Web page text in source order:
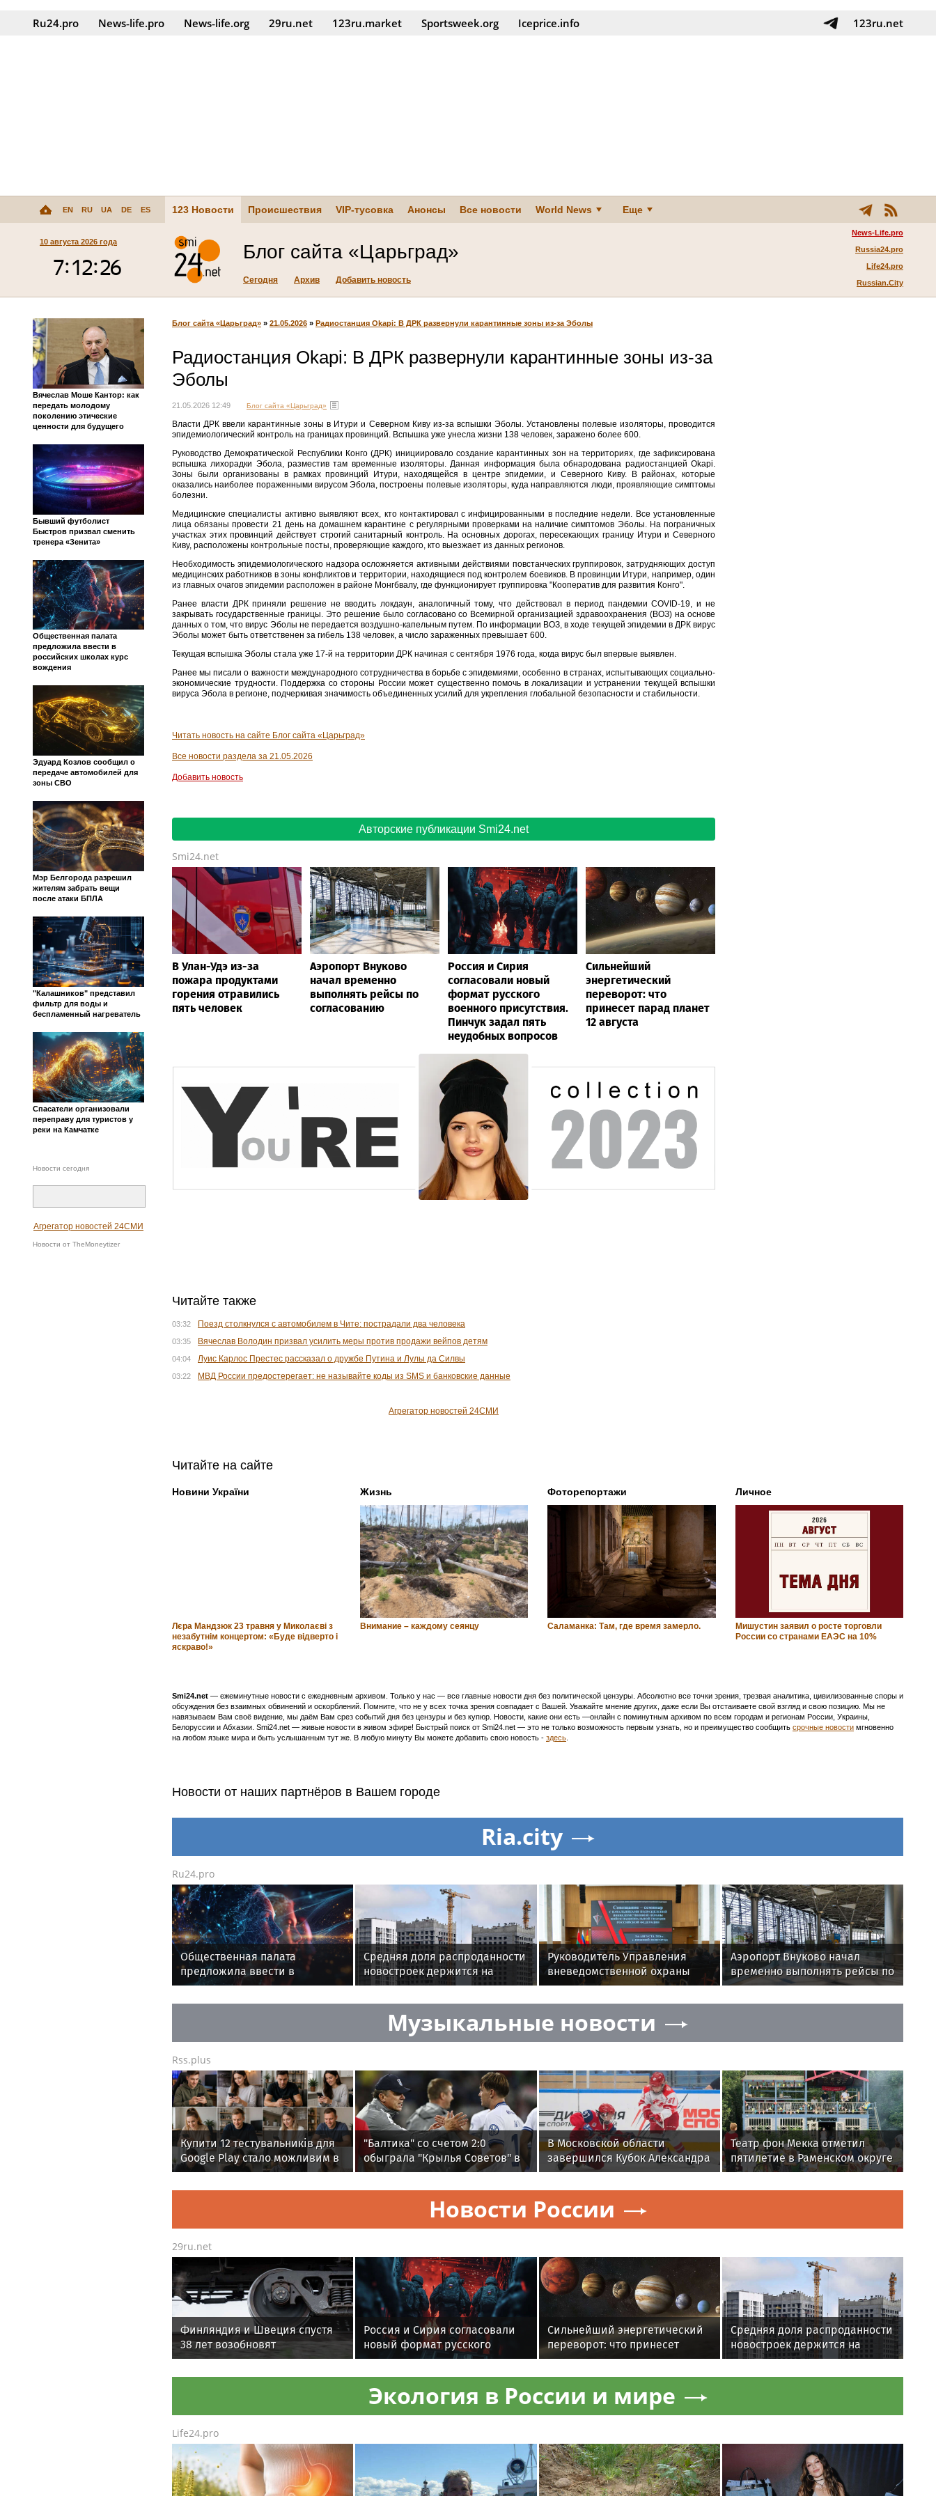
Ru24.pro News‑life.pro News‑life.org 29ru.net 123ru.market Sportsweek.org Iceprice.info 123ru.net
EN RU UA DE ES 123 Новости Происшествия VIP-тусовка Анонсы Все новости World News Еще
10 августа 2026 года
News-Life.pro
Russia24.pro
Life24.pro
Russian.City
Блог сайта «Царьград»
Сегодня Архив Добавить новость
Вячеслав Моше Кантор: как
передать молодому
поколению этические
ценности для будущего
Бывший футболист
Быстров призвал сменить
тренера «Зенита»
Общественная палата
предложила ввести в
российских школах курс
вождения
Эдуард Козлов сообщил о
передаче автомобилей для
зоны СВО
Мэр Белгорода разрешил
жителям забрать вещи
после атаки БПЛА
"Калашников" представил
фильтр для воды и
беспламенный нагреватель
Спасатели организовали
переправу для туристов у
реки на Камчатке
Новости сегодня
Агрегатор новостей 24СМИ
Новости от TheMoneytizer
Блог сайта «Царьград» » 21.05.2026 » Радиостанция Okapi: В ДРК развернули карантинные зоны из-за Эболы
Радиостанция Okapi: В ДРК развернули карантинные зоны из-за
Эболы
21.05.2026 12:49 Блог сайта «Царьград»
Власти ДРК ввели карантинные зоны в Итури и Северном Киву из-за вспышки Эболы. Установлены полевые изоляторы, проводится
эпидемиологический контроль на границах провинций. Вспышка уже унесла жизни 138 человек, заражено более 600.
Руководство Демократической Республики Конго (ДРК) инициировало создание карантинных зон на территориях, где зафиксирована
вспышка лихорадки Эбола, разместив там временные изоляторы. Данная информация была обнародована радиостанцией Okapi.
Зоны были организованы в рамках провинций Итури, находящейся в центре эпидемии, и Северного Киву. В районах, которые
оказались наиболее пораженными вирусом Эбола, построены полевые изоляторы, куда направляются люди, проявляющие симптомы
болезни.
Медицинские специалисты активно выявляют всех, кто контактировал с инфицированными в последние недели. Все установленные
лица обязаны провести 21 день на домашнем карантине с регулярными проверками на наличие симптомов Эболы. На пограничных
участках этих провинций действует строгий санитарный контроль. На основных дорогах, пересекающих границу Итури и Северного
Киву, расположены контрольные посты, проверяющие каждого, кто выезжает из данных регионов.
Необходимость эпидемиологического надзора осложняется активными действиями повстанческих группировок, затрудняющих доступ
медицинских работников в зоны конфликтов и территории, находящиеся под контролем боевиков. В провинции Итури, например, один
из главных очагов эпидемии расположен в районе Монгбвалу, где функционирует группировка "Кооператив для развития Конго".
Ранее власти ДРК приняли решение не вводить локдаун, аналогичный тому, что действовал в период пандемии COVID-19, и не
закрывать государственные границы. Это решение было согласовано со Всемирной организацией здравоохранения (ВОЗ) на основе
данных о том, что вирус Эболы не передается воздушно-капельным путем. По информации ВОЗ, в ходе текущей эпидемии в ДРК вирус
Эболы может быть ответственен за гибель 138 человек, а число зараженных превышает 600.
Текущая вспышка Эболы стала уже 17-й на территории ДРК начиная с сентября 1976 года, когда вирус был впервые выявлен.
Ранее мы писали о важности международного сотрудничества в борьбе с эпидемиями, особенно в странах, испытывающих социально-
экономические трудности. Поддержка со стороны России может существенно помочь в локализации и устранении текущей вспышки
вируса Эбола в регионе, подчеркивая значимость объединенных усилий для укрепления глобальной безопасности и стабильности.
Читать новость на сайте Блог сайта «Царьград»
Все новости раздела за 21.05.2026
Добавить новость
Авторские публикации Smi24.net
Smi24.net
В Улан-Удэ из-за
пожара продуктами
горения отравились
пять человек
Аэропорт Внуково
начал временно
выполнять рейсы по
согласованию
Россия и Сирия
согласовали новый
формат русского
военного присутствия.
Пинчук задал пять
неудобных вопросов
Сильнейший
энергетический
переворот: что
принесет парад планет
12 августа
Читайте также
03:32 Поезд столкнулся с автомобилем в Чите: пострадали два человека
03:35 Вячеслав Володин призвал усилить меры против продажи вейпов детям
04:04 Луис Карлос Престес рассказал о дружбе Путина и Лулы да Силвы
03:22 МВД России предостерегает: не называйте коды из SMS и банковские данные
Агрегатор новостей 24СМИ
Читайте на сайте
Новини України
Лєра Мандзюк 23 травня у Миколаєві з
незабутнім концертом: «Буде відверто і
яскраво!»
Жизнь
Внимание – каждому сеянцу
Фоторепортажи
Саламанка: Там, где время замерло.
Личное
Мишустин заявил о росте торговли
России со странами ЕАЭС на 10%
Smi24.net — ежеминутные новости с ежедневным архивом. Только у нас — все главные новости дня без политической цензуры. Абсолютно все точки зрения, трезвая аналитика, цивилизованные споры и
обсуждения без взаимных обвинений и оскорблений. Помните, что не у всех точка зрения совпадает с Вашей. Уважайте мнение других, даже если Вы отстаиваете свой взгляд и свою позицию. Мы не
навязываем Вам своё видение, мы даём Вам срез событий дня без цензуры и без купюр. Новости, какие они есть —онлайн с поминутным архивом по всем городам и регионам России, Украины,
Белоруссии и Абхазии. Smi24.net — живые новости в живом эфире! Быстрый поиск от Smi24.net — это не только возможность первым узнать, но и преимущество сообщить срочные новости мгновенно
на любом языке мира и быть услышанным тут же. В любую минуту Вы можете добавить свою новость - здесь
Новости от наших партнёров в Вашем городе
Ria.city
Ru24.pro
Общественная палата
предложила ввести в
российских школах курс
вождения
Средняя доля распроданности
новостроек держится на
уровне 35%
Руководитель Управления
вневедомственной охраны
Росгвардии по Иркутской
области принял участие во
семинаре в Нижнем
Новгороде
Аэропорт Внуково начал
временно выполнять рейсы по
согласованию
Музыкальные новости
Rss.plus
Купити 12 тестувальників для
Google Play стало можливим в
Україні
"Балтика" со счетом 2:0
обыграла "Крылья Советов" в
матче РПЛ
В Московской области
завершился Кубок Александра
Овечкина по хоккею
Театр фон Мекка отметил
пятилетие в Раменском округе
Новости России
29ru.net
Финляндия и Швеция спустя
38 лет возобновят
железнодорожное сообщение
Россия и Сирия согласовали
новый формат русского
военного присутствия. Пинчук
задал пять неудобных
вопросов
Сильнейший энергетический
переворот: что принесет
парад планет 12 августа
Средняя доля распроданности
новостроек держится на
уровне 35%
Экология в России и мире
Life24.pro